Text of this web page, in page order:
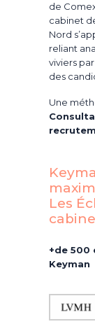
de
cabinet
Nord
reliant
viviers
des
Une
Les
+de 500
Keyman